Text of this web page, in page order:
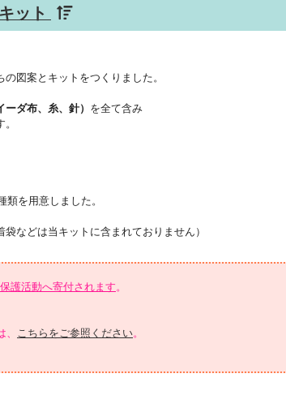
ット
図案とキットをつくりました。
ダ布、糸、針） を全て含み
を用意しました。
などは当キットに含まれておりません）
護活動へ寄付されます。
こちらをご参照ください。